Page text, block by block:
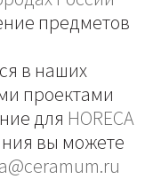
предметов
в наших
проектами
для HORECA
вы можете